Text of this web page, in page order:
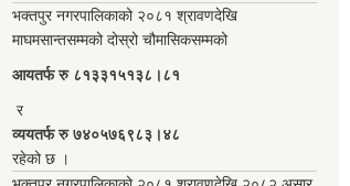
भक्तपुर नगरपालिकाको २०८१ श्रावणदेखि
माघमसान्तसम्मको दोस्रो चौमासिकसम्मको
आयतर्फ रु‌ ८१३३१५१३८।८१
र
व्ययतर्फ रु ७४०५७६९८३।४८
रहेको छ ।